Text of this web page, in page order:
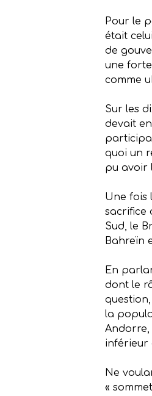
Pour le
était
de
une
comme
Sur les
devait
quoi un
pu avoir
Une fois
sacrifice
Sud, le
Bahreïn
En
dont le
la
inférieur
Ne
«